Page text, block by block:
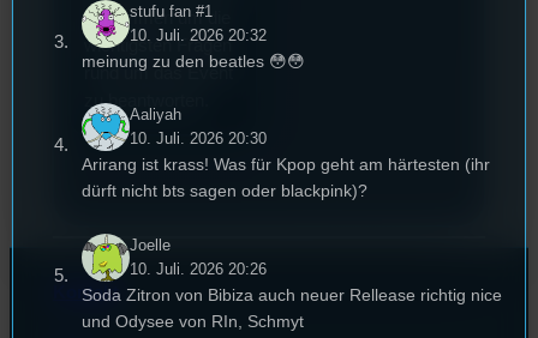
genommen um die
wichtigsten Fragen
rund um das Event
zu beantworten.
Kontakt
stufu fan #1
10. Juli. 2026 20:32
meinung zu den beatles 😳😳
Aaliyah
10. Juli. 2026 20:30
Arirang ist krass! Was für Kpop geht am härtesten (ihr
dürft nicht bts sagen oder blackpink)?
Joelle
10. Juli. 2026 20:26
Soda Zitron von Bibiza auch neuer Rellease richtig nice
und Odysee von RIn, Schmyt